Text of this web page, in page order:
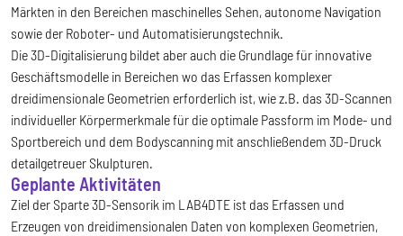
Märkten in den Bereichen maschinelles Sehen, autonome Navigation
sowie der Roboter- und Automatisierungstechnik.
Die 3D-Digitalisierung bildet aber auch die Grundlage für innovative
Geschäftsmodelle in Bereichen wo das Erfassen komplexer
dreidimensionale Geometrien erforderlich ist, wie z.B. das 3D-Scannen
individueller Körpermerkmale für die optimale Passform im Mode- und
Sportbereich und dem Bodyscanning mit anschließendem 3D-Druck
detailgetreuer Skulpturen.
Geplante Aktivitäten
Ziel der Sparte 3D-Sensorik im LAB4DTE ist das Erfassen und
Erzeugen von dreidimensionalen Daten von komplexen Geometrien,